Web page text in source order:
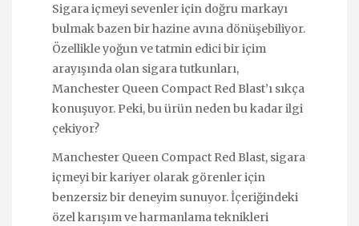
Sigara içmeyi sevenler için doğru markayı
bulmak bazen bir hazine avına dönüşebiliyor.
Özellikle yoğun ve tatmin edici bir içim
arayışında olan sigara tutkunları,
Manchester Queen Compact Red Blast’ı sıkça
konuşuyor. Peki, bu ürün neden bu kadar ilgi
çekiyor?
Manchester Queen Compact Red Blast, sigara
içmeyi bir kariyer olarak görenler için
benzersiz bir deneyim sunuyor. İçeriğindeki
özel karışım ve harmanlama teknikleri